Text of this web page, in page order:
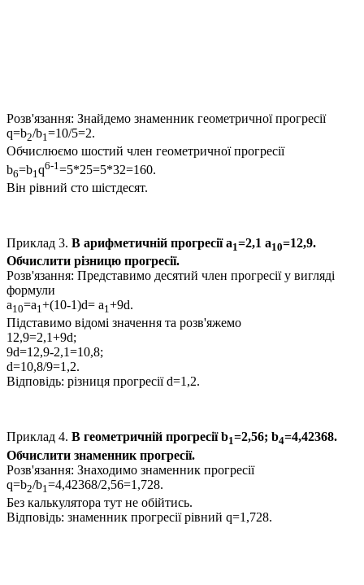
Розв'язання: Знайдемо знаменник геометричної прогресії
q=b2/b1=10/5=2.
Обчислюємо шостий член геометричної прогресії
b6=b1 q6-1 =5*25=5*32=160.
Він рівний сто шістдесят.
Приклад 3. В арифметичній прогресіїa1=2,1 a10=12,9.
Обчислити різницю прогресії.
Розв'язання: Представимо десятий член прогресії у вигляді
формули
a10=a1+(10-1)d= a1+9d.
Підставимо відомі значення та розв'яжемо
12,9=2,1+9d;
9d=12,9-2,1=10,8;
d=10,8/9=1,2.
Відповідь: різниця прогресіїd=1,2.
Приклад 4. В геометричній прогресіїb1=2,56; b4=4,42368.
Обчислити знаменник прогресії.
Розв'язання: Знаходимо знаменник прогресії
q=b2/b1 =4,42368/2,56=1,728.
Без калькулятора тут не обійтись.
Відповідь: знаменник прогресії рівний q=1,728.